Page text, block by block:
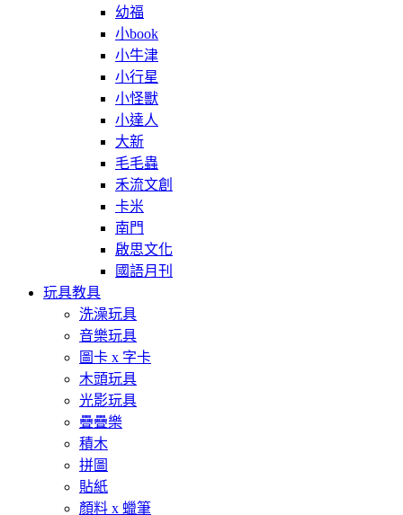
幼福
小book
小牛津
小行星
小怪獸
小達人
大新
毛毛蟲
禾流文創
卡米
南門
啟思文化
國語月刊
玩具教具
洗澡玩具
音樂玩具
圖卡 x 字卡
木頭玩具
光影玩具
疊疊樂
積木
拼圖
貼紙
顏料 x 蠟筆